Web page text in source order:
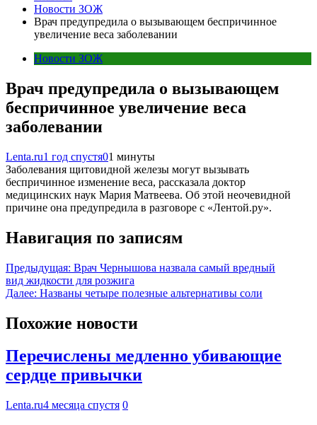
Новости ЗОЖ
Врач предупредила о вызывающем беспричинное
увеличение веса заболевании
Новости ЗОЖ
Врач предупредила о вызывающем
беспричинное увеличение веса
заболевании
Lenta.ru1 год спустя01 минуты
Заболевания щитовидной железы могут вызывать
беспричинное изменение веса, рассказала доктор
медицинских наук Мария Матвеева. Об этой неочевидной
причине она предупредила в разговоре с «Лентой.ру».
Навигация по записям
Предыдущая: Врач Чернышова назвала самый вредный
вид жидкости для розжига
Далее: Названы четыре полезные альтернативы соли
Похожие новости
Перечислены медленно убивающие
сердце привычки
Lenta.ru4 месяца спустя 0